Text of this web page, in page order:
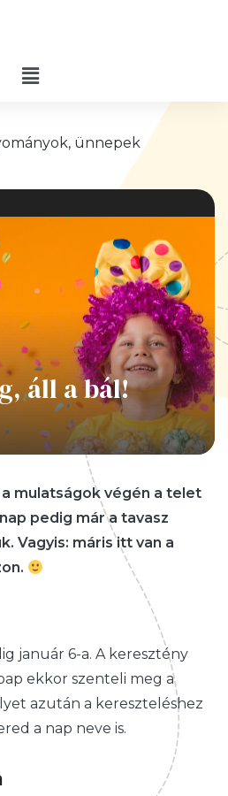
ünnepek
áll a bál!
mulatságok végén a telet
pedig már a tavasz
Vagyis: máris itt van a
január 6-a. A keresztény
ekkor szenteli meg a
azután a kereszteléshez
a nap neve is.